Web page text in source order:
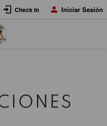
Check In Iniciar Sesión